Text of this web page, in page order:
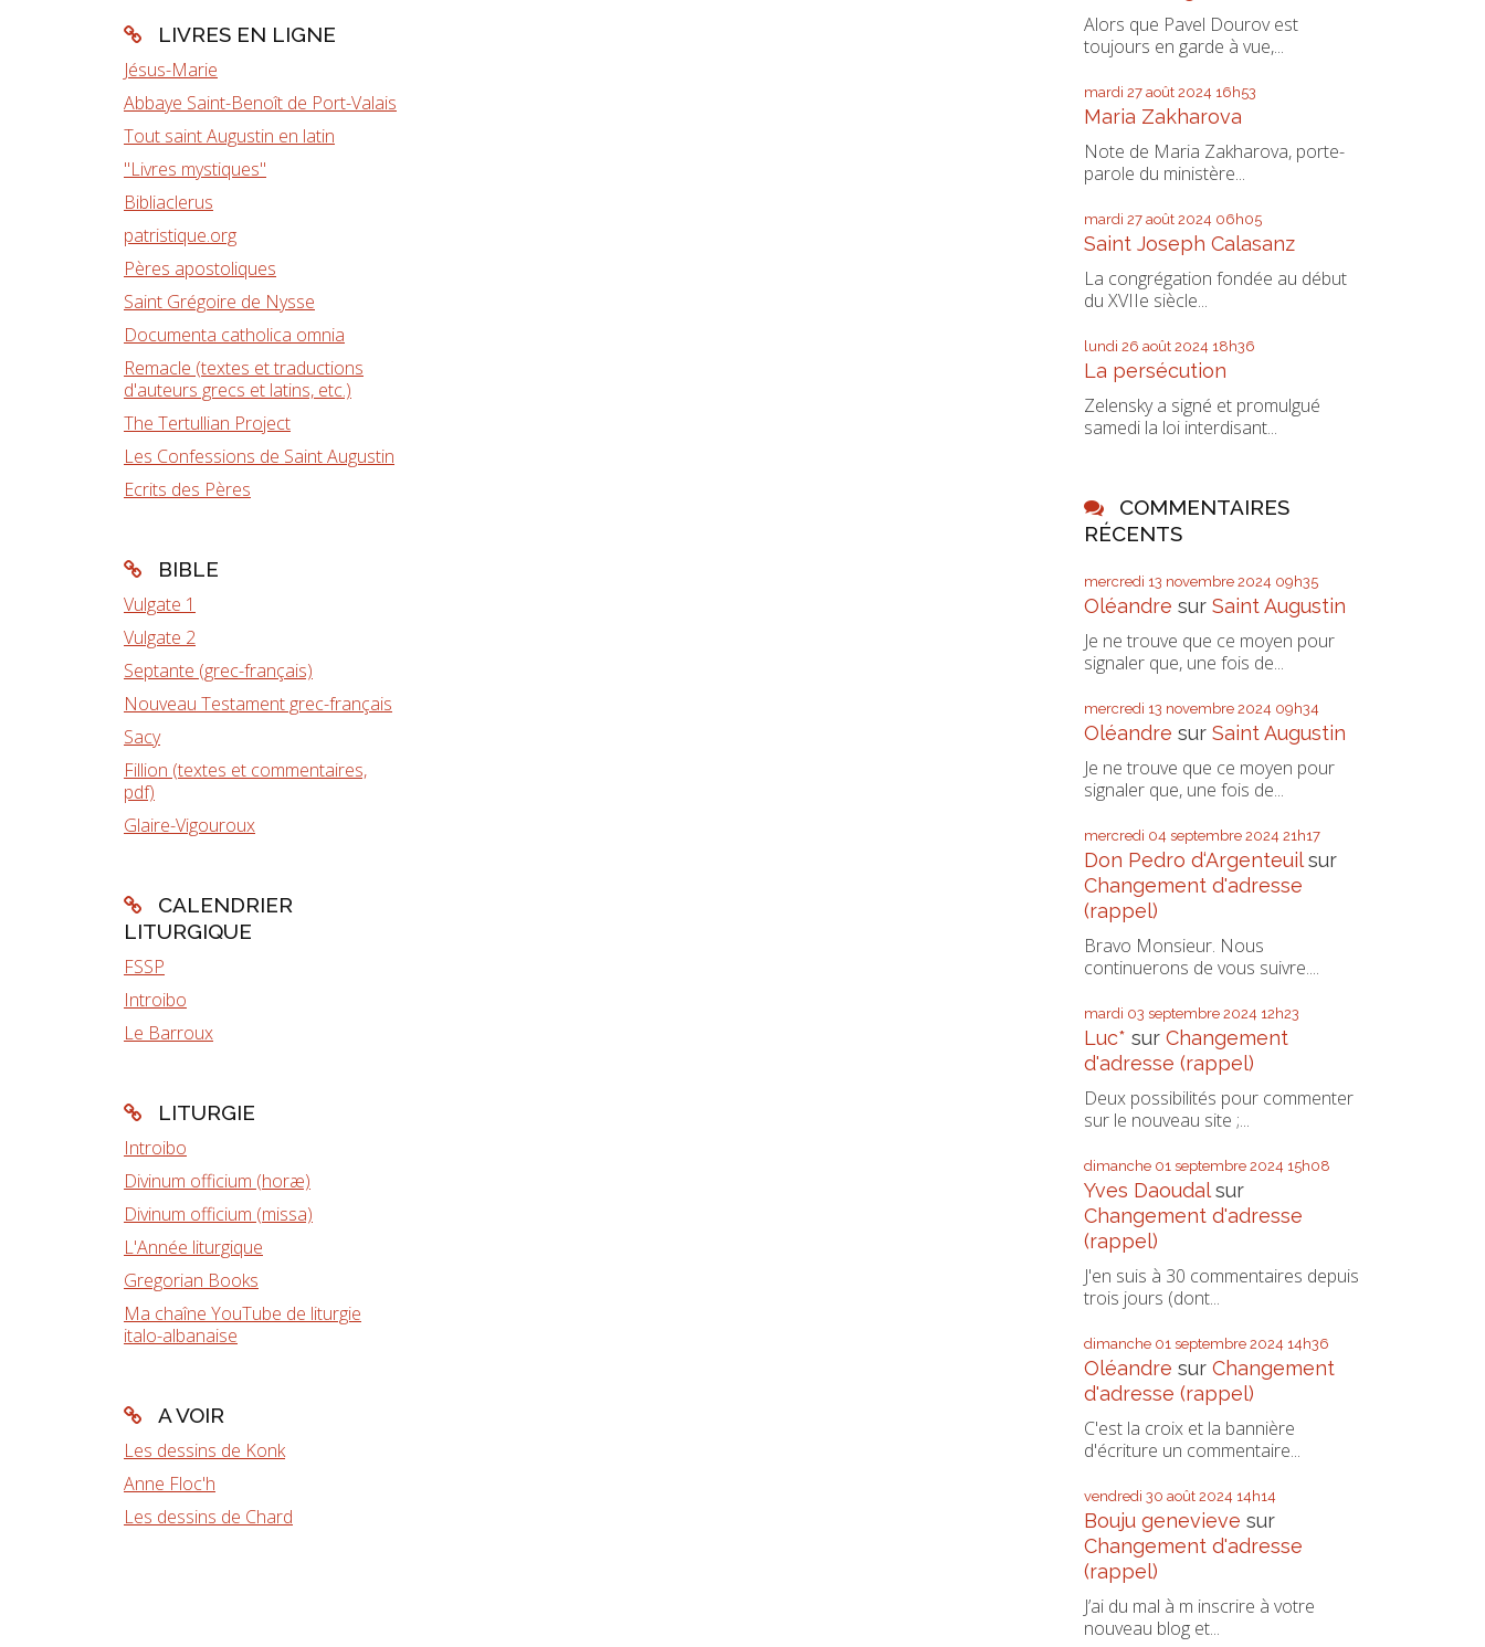
LIVRES EN LIGNE
Jésus-Marie
Abbaye Saint-Benoît de Port-Valais
Tout saint Augustin en latin
"Livres mystiques"
Bibliaclerus
patristique.org
Pères apostoliques
Saint Grégoire de Nysse
Documenta catholica omnia
Remacle (textes et traductions
d'auteurs grecs et latins, etc.)
The Tertullian Project
Les Confessions de Saint Augustin
Ecrits des Pères
BIBLE
Vulgate 1
Vulgate 2
Septante (grec-français)
Nouveau Testament grec-français
Sacy
Fillion (textes et commentaires,
pdf)
Glaire-Vigouroux
CALENDRIER
LITURGIQUE
FSSP
Introibo
Le Barroux
LITURGIE
Introibo
Divinum officium (horæ)
Divinum officium (missa)
L'Année liturgique
Gregorian Books
Ma chaîne YouTube de liturgie
italo-albanaise
A VOIR
Les dessins de Konk
Anne Floc'h
Les dessins de Chard
Alors que Pavel Dourov est
toujours en garde à vue,...
mardi 27 août 2024 16h53
Maria Zakharova
Note de Maria Zakharova, porte-
parole du ministère...
mardi 27 août 2024 06h05
Saint Joseph Calasanz
La congrégation fondée au début
du XVIIe siècle...
lundi 26 août 2024 18h36
La persécution
Zelensky a signé et promulgué
samedi la loi interdisant...
COMMENTAIRES
RÉCENTS
mercredi 13 novembre 2024 09h35
Oléandre sur Saint Augustin
Je ne trouve que ce moyen pour
signaler que, une fois de...
mercredi 13 novembre 2024 09h34
Oléandre sur Saint Augustin
Je ne trouve que ce moyen pour
signaler que, une fois de...
mercredi 04 septembre 2024 21h17
Don Pedro d‘Argenteuilsur
Changement d'adresse
(rappel)
Bravo Monsieur. Nous
continuerons de vous suivre....
mardi 03 septembre 2024 12h23
Luc* sur Changement
d'adresse (rappel)
Deux possibilités pour commenter
sur le nouveau site ;...
dimanche 01 septembre 2024 15h08
Yves Daoudalsur
Changement d'adresse
(rappel)
J'en suis à 30 commentaires depuis
trois jours (dont...
dimanche 01 septembre 2024 14h36
Oléandre sur Changement
d'adresse (rappel)
C'est la croix et la bannière
d'écriture un commentaire...
vendredi 30 août 2024 14h14
Bouju genevieve sur
Changement d'adresse
(rappel)
J’ai du mal à m inscrire à votre
nouveau blog et...